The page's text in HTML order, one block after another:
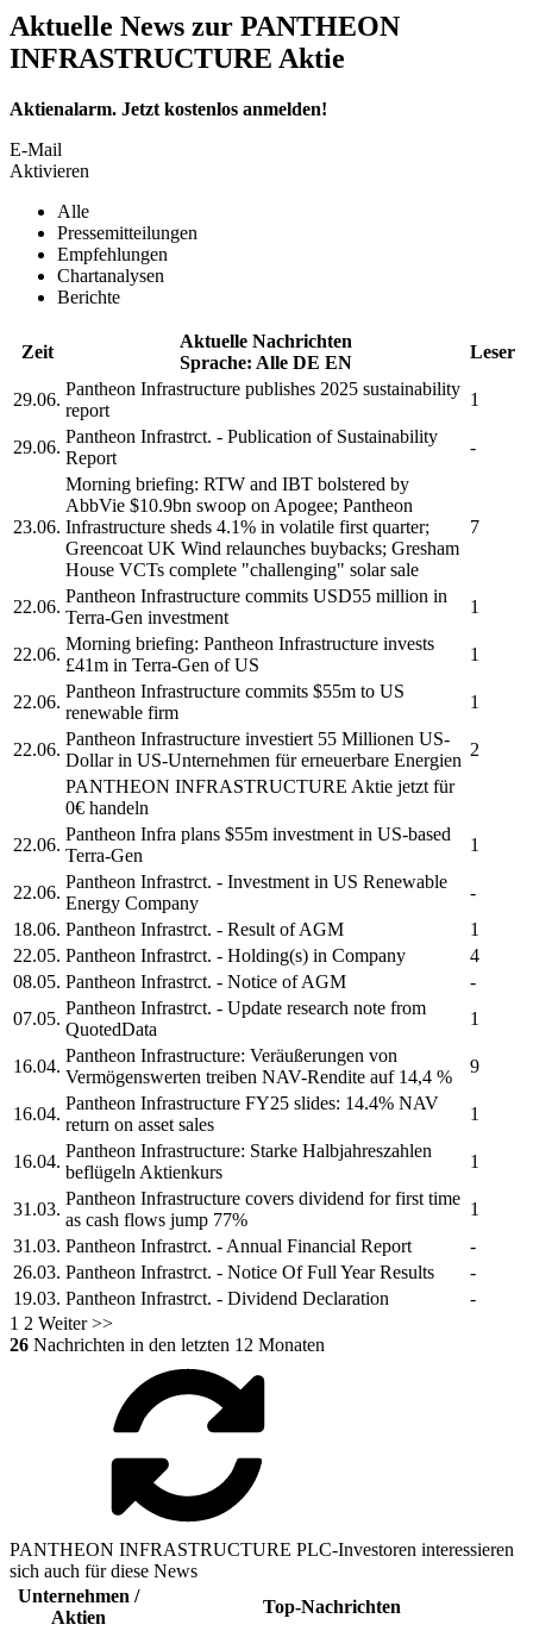
Aktuelle News zur PANTHEON
INFRASTRUCTURE Aktie
Aktienalarm. Jetzt kostenlos anmelden!
E-Mail
Aktivieren
Alle
Pressemitteilungen
Empfehlungen
Chartanalysen
Berichte
Zeit
Aktuelle Nachrichten
Sprache: Alle DE EN
Leser
29.06.
Pantheon Infrastructure publishes 2025 sustainability
report
1
29.06.
Pantheon Infrastrct. - Publication of Sustainability
Report
-
23.06.
Morning briefing: RTW and IBT bolstered by
AbbVie $10.9bn swoop on Apogee; Pantheon
Infrastructure sheds 4.1% in volatile first quarter;
Greencoat UK Wind relaunches buybacks; Gresham
House VCTs complete "challenging" solar sale
7
22.06.
Pantheon Infrastructure commits USD55 million in
Terra-Gen investment
1
22.06.
Morning briefing: Pantheon Infrastructure invests
£41m in Terra-Gen of US
1
22.06.
Pantheon Infrastructure commits $55m to US
renewable firm
1
22.06.
Pantheon Infrastructure investiert 55 Millionen US-
Dollar in US-Unternehmen für erneuerbare Energien
2
PANTHEON INFRASTRUCTURE Aktie jetzt für
0€ handeln
22.06.
Pantheon Infra plans $55m investment in US-based
Terra-Gen
1
22.06.
Pantheon Infrastrct. - Investment in US Renewable
Energy Company
-
18.06. Pantheon Infrastrct. - Result of AGM
1
22.05. Pantheon Infrastrct. - Holding(s) in Company
4
08.05. Pantheon Infrastrct. - Notice of AGM
-
07.05.
Pantheon Infrastrct. - Update research note from
QuotedData
1
16.04.
Pantheon Infrastructure: Veräußerungen von
Vermögenswerten treiben NAV-Rendite auf 14,4 %
9
16.04.
Pantheon Infrastructure FY25 slides: 14.4% NAV
return on asset sales
1
16.04.
Pantheon Infrastructure: Starke Halbjahreszahlen
beflügeln Aktienkurs
1
31.03.
Pantheon Infrastructure covers dividend for first time
as cash flows jump 77%
1
31.03. Pantheon Infrastrct. - Annual Financial Report
-
26.03. Pantheon Infrastrct. - Notice Of Full Year Results
-
19.03. Pantheon Infrastrct. - Dividend Declaration
-
1 2 Weiter >>
26 Nachrichten in den letzten 12 Monaten
PANTHEON INFRASTRUCTURE PLC-Investoren interessieren
sich auch für diese News
Unternehmen /
Aktien
Top-Nachrichten